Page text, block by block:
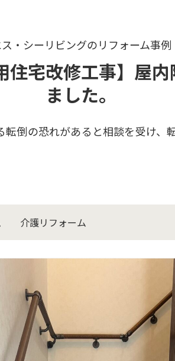
・シーリビングのリフォーム事例
住宅改修工事】屋
ました。
倒の恐れがあると相談を受け、
介護リフォーム